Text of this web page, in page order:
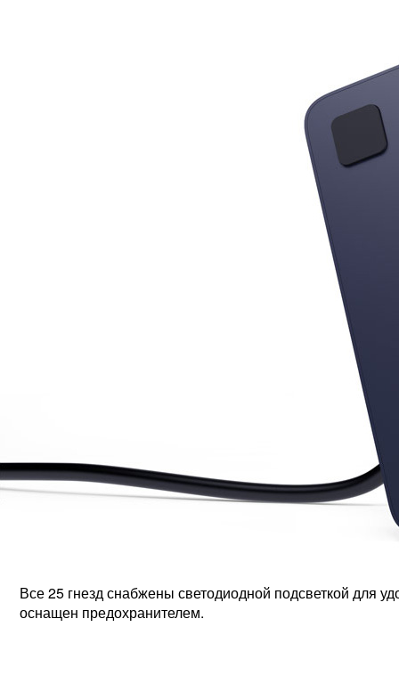
Все 25 гнезд снабжены светодиодной подсветкой для
оснащен предохранителем.